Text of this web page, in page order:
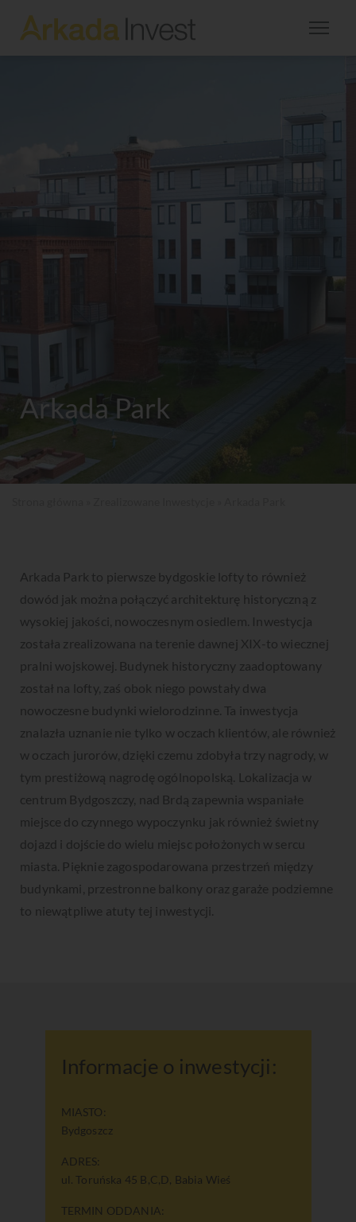
Arkada Park
Informacje o inwestycji:
MIASTO:
Bydgoszcz
ADRES:
ul. Toruńska 45 B,C,D, Babia Wieś
TERMIN ODDANIA:
Arkada Park to pierwsze bydgoskie lofty to również
dowód jak można połączyć architekturę historyczną z
wysokiej jakości, nowoczesnym osiedlem. Inwestycja
została zrealizowana na terenie dawnej XIX-to wiecznej
pralni wojskowej. Budynek historyczny zaadoptowany
został na lofty, zaś obok niego powstały dwa
nowoczesne budynki wielorodzinne. Ta inwestycja
znalazła uznanie nie tylko w oczach klientów, ale również
w oczach jurorów, dzięki czemu zdobyła trzy nagrody, w
tym prestiżową nagrodę ogólnopolską. Lokalizacja w
centrum Bydgoszczy, nad Brdą zapewnia wspaniałe
miejsce do czynnego wypoczynku jak również świetny
dojazd i dojście do wielu miejsc położonych w sercu
miasta. Pięknie zagospodarowana przestrzeń między
budynkami, przestronne balkony oraz garaże podziemne
to niewątpliwe atuty tej inwestycji.